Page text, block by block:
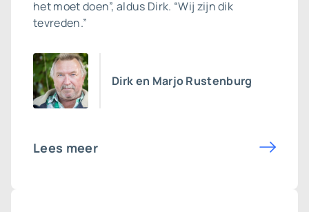
het moet doen”, aldus Dirk. “Wij zijn dik
tevreden.”
Dirk en Marjo Rustenburg
Lees meer